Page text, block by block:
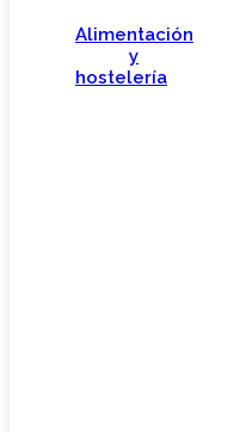
Alimentación
y
hostelería